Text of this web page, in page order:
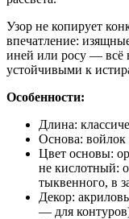
Узор не копирует
впечатление:
иней или росу — всё
устойчивыми к
Особенности:
Длина:
Основа: войлок
Цвет основы:
не кислотный:
тыквенного, в
Декор:
— для